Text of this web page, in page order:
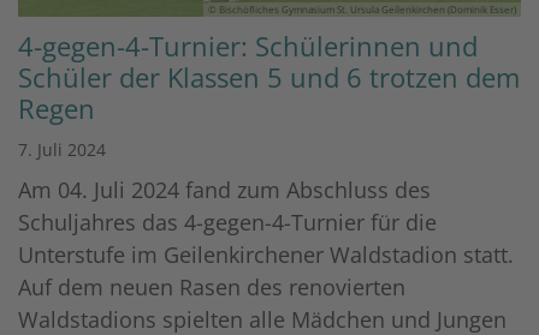
© Bischöfliches Gymnasium St. Ursula Geilenkirchen (Dominik Esser)
4-gegen-4-Turnier: Schülerinnen und
Schüler der Klassen 5 und 6 trotzen dem
Regen
7. Juli 2024
Am 04. Juli 2024 fand zum Abschluss des
Schuljahres das 4-gegen-4-Turnier für die
Unterstufe im Geilenkirchener Waldstadion statt.
Auf dem neuen Rasen des renovierten
Waldstadions spielten alle Mädchen und Jungen